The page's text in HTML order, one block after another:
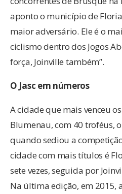
aponto o município de
maior adversário. Ele é o
ciclismo dentro dos Jogos
força, Joinville também”.
O Jasc em números
A cidade que mais venceu
Blumenau, com 40 troféus,
quando sediou a
cidade com mais títulos é
sete vezes, seguida por
Na última edição, em 2015,